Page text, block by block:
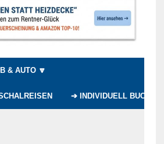
& AUTO 🔽
➔ INDIVIDUELL BUCHEN